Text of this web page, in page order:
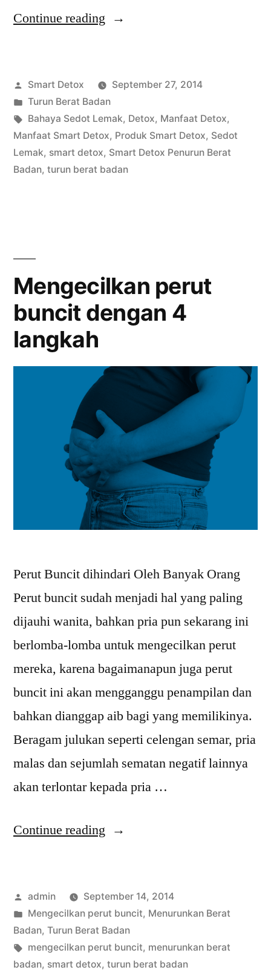
Continue reading “Sedot
Mahal
dari
Smart
Detox
Posted
by
Smart Detox
September 27, 2014
Posted
in
Turun Berat Badan
Tags:
Bahaya Sedot Lemak, Detox, Manfaat Detox,
Manfaat Smart Detox, Produk Smart Detox, Sedot
Lemak, smart detox, Smart Detox Penurun Berat
Badan, turun berat badan
Mengecilkan perut
buncit dengan 4
langkah
Perut Buncit dihindari Oleh Banyak Orang
Perut buncit sudah menjadi hal yang paling
dijauhi wanita, bahkan pria pun sekarang ini
berlomba-lomba untuk mengecilkan perut
mereka, karena bagaimanapun juga perut
buncit ini akan mengganggu penampilan dan
bahkan dianggap aib bagi yang memilikinya.
Beragam julukan seperti celengan semar, pria
malas dan sejumlah sematan negatif lainnya
akan terlontar kepada pria …
Continue reading “Mengecilkan
dengan
4
langkah”
Posted
by
admin
September 14, 2014
Posted
in
Mengecilkan perut buncit, Menurunkan Berat
Badan, Turun Berat Badan
Tags:
mengecilkan perut buncit, menurunkan berat
badan, smart detox, turun berat badan